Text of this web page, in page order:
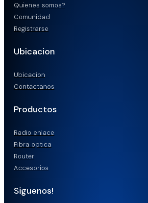
Quienes somos?
Comunidad
Registrarse
Ubicacion
Ubicacion
Contactanos
Productos
Radio enlace
Fibra optica
Router
Accesorios
Siguenos!